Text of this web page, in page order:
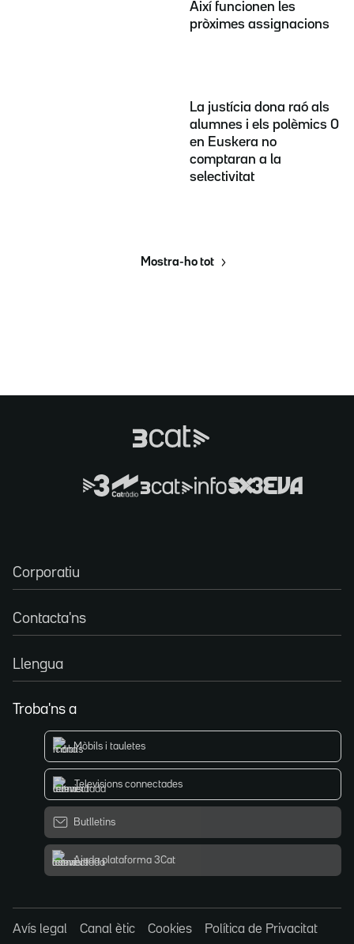
Així funcionen les
pròximes assignacions
La justícia dona raó als
alumnes i els polèmics 0
en Euskera no
comptaran a la
selectivitat
Mostra-ho tot
Corporatiu
Contacta'ns
Llengua
Troba'ns a
Mòbils i tauletes
Televisions connectades
Butlletins
Ajuda plataforma 3Cat
Avís legal Canal ètic Cookies Política de Privacitat